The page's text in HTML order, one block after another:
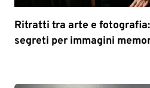
Ritratti tra arte e
segreti per immagini